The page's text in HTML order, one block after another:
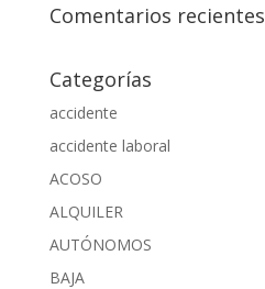
Comentarios recientes
Categorías
accidente
accidente laboral
ACOSO
ALQUILER
AUTÓNOMOS
BAJA